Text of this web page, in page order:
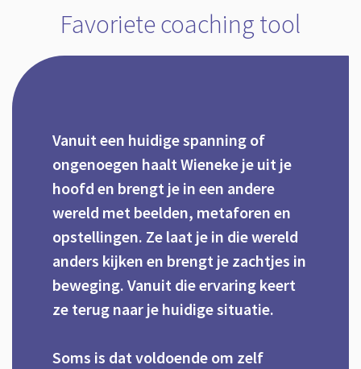
Favoriete coaching tool
Vanuit een huidige spanning of
ongenoegen haalt Wieneke je uit je
hoofd en brengt je in een andere
wereld met beelden, metaforen en
opstellingen. Ze laat je in die wereld
anders kijken en brengt je zachtjes in
beweging. Vanuit die ervaring keert
ze terug naar je huidige situatie.
Soms is dat voldoende om zelf